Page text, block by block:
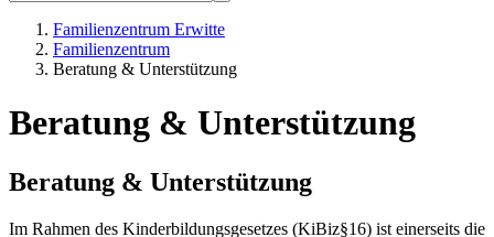
Familienzentrum Erwitte
Familienzentrum
Beratung & Unterstützung
Beratung & Unterstützung
Beratung & Unterstützung
Im Rahmen des Kinderbildungsgesetzes (KiBiz§16) ist einerseits die